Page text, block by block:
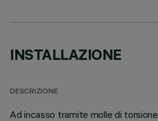
INSTALLAZIONE
DESCRIZIONE
Ad incasso tramite molle di